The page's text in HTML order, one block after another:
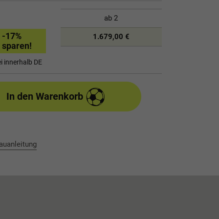
-17%
sparen!
innerhalb DE
ab 2
1.679,00 €
In den Warenkorb